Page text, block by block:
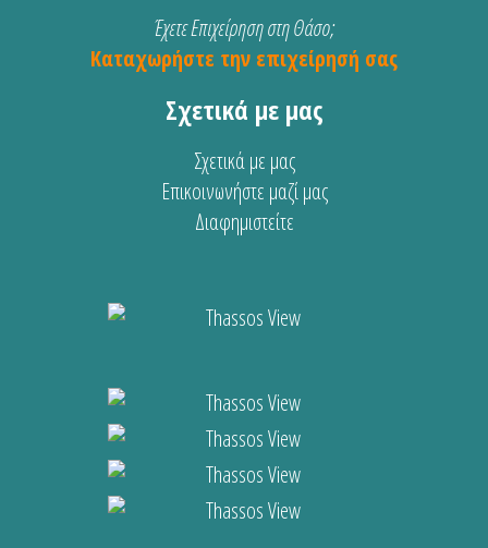
Έχετε Επιχείρηση στη Θάσο;
Καταχωρήστε την επιχείρησή σας
Σχετικά με μας
Σχετικά με μας
Επικοινωνήστε μαζί μας
Διαφημιστείτε